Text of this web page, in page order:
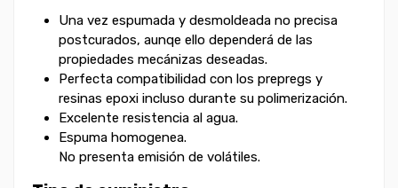
Una vez espumada y desmoldeada no precisa
postcurados, aunqe ello dependerá de las
propiedades mecánizas deseadas.
Perfecta compatibilidad con los prepregs y
resinas epoxi incluso durante su polimerización.
Excelente resistencia al agua.
Espuma homogenea.
No presenta emisión de volátiles.